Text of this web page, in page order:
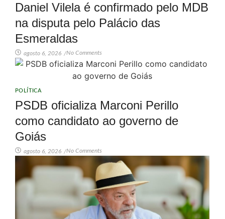
Daniel Vilela é confirmado pelo MDB
na disputa pelo Palácio das
Esmeraldas
agosto 6, 2026 /No Comments
POLÍTICA
PSDB oficializa Marconi Perillo
como candidato ao governo de
Goiás
agosto 6, 2026 /No Comments